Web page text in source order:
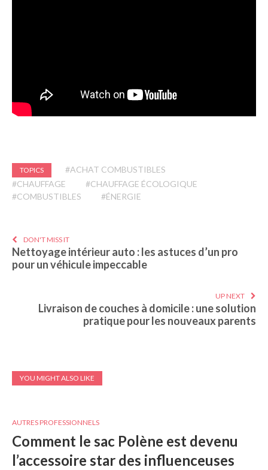
TOPICS
#ACHAT COMBUSTIBLES
#CHAUFFAGE
#CHAUFFAGE ÉCOLOGIQUE
#COMBUSTIBLES
#ÉNERGIE
DON'T MISS IT
Nettoyage intérieur auto : les astuces d’un pro
pour un véhicule impeccable
UP NEXT
Livraison de couches à domicile : une solution
pratique pour les nouveaux parents
YOU MIGHT ALSO LIKE
AUTRES PROFESSIONNELS
Comment le sac Polène est devenu
l’accessoire star des influenceuses